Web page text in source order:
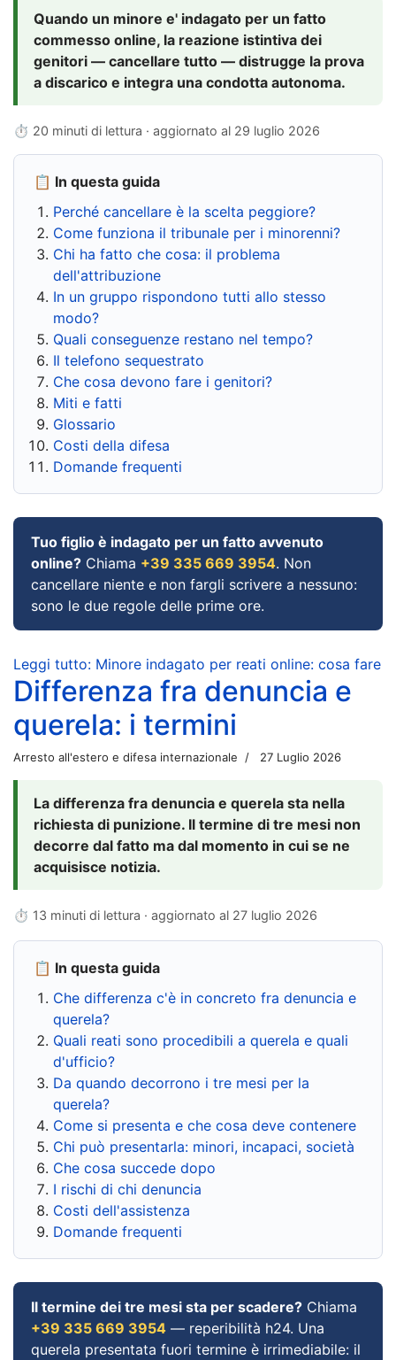
Quando un minore e' indagato per un fatto
commesso online, la reazione istintiva dei
genitori — cancellare tutto — distrugge la prova
a discarico e integra una condotta autonoma.
⏱ 20 minuti di lettura · aggiornato al 29 luglio 2026
📋 In questa guida
Perché cancellare è la scelta peggiore?
Come funziona il tribunale per i minorenni?
Chi ha fatto che cosa: il problema
dell'attribuzione
In un gruppo rispondono tutti allo stesso
modo?
Quali conseguenze restano nel tempo?
Il telefono sequestrato
Che cosa devono fare i genitori?
Miti e fatti
Glossario
Costi della difesa
Domande frequenti
Tuo figlio è indagato per un fatto avvenuto
online? Chiama +39 335 669 3954. Non
cancellare niente e non fargli scrivere a nessuno:
sono le due regole delle prime ore.
Leggi tutto: Minore indagato per reati online: cosa fare
Differenza fra denuncia e
querela: i termini
Arresto all'estero e difesa internazionale 27 Luglio 2026
La differenza fra denuncia e querela sta nella
richiesta di punizione. Il termine di tre mesi non
decorre dal fatto ma dal momento in cui se ne
acquisisce notizia.
⏱ 13 minuti di lettura · aggiornato al 27 luglio 2026
📋 In questa guida
Che differenza c'è in concreto fra denuncia e
querela?
Quali reati sono procedibili a querela e quali
d'ufficio?
Da quando decorrono i tre mesi per la
querela?
Come si presenta e che cosa deve contenere
Chi può presentarla: minori, incapaci, società
Che cosa succede dopo
I rischi di chi denuncia
Costi dell'assistenza
Domande frequenti
Il termine dei tre mesi sta per scadere? Chiama
+39 335 669 3954 — reperibilità h24. Una
querela presentata fuori termine è irrimediabile: il